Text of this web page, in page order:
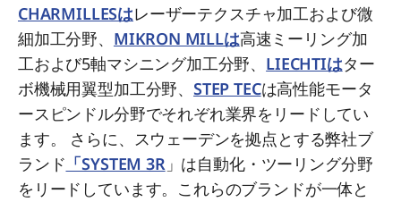
CHARMILLESはレーザーテクスチャ加工および微
細加工分野、 MIKRON MILLは高速ミーリング加
工および5軸マシニング加工分野、 LIECHTIはター
ボ機械用翼型加工分野、STEP TECは高性能モータ
ースピンドル分野でそれぞれ業界をリードしてい
ます。 さらに、スウェーデンを拠点とする弊社ブ
ランド 「SYSTEM 3R」は自動化・ツーリング分野
をリードしています。これらのブランドが一体と